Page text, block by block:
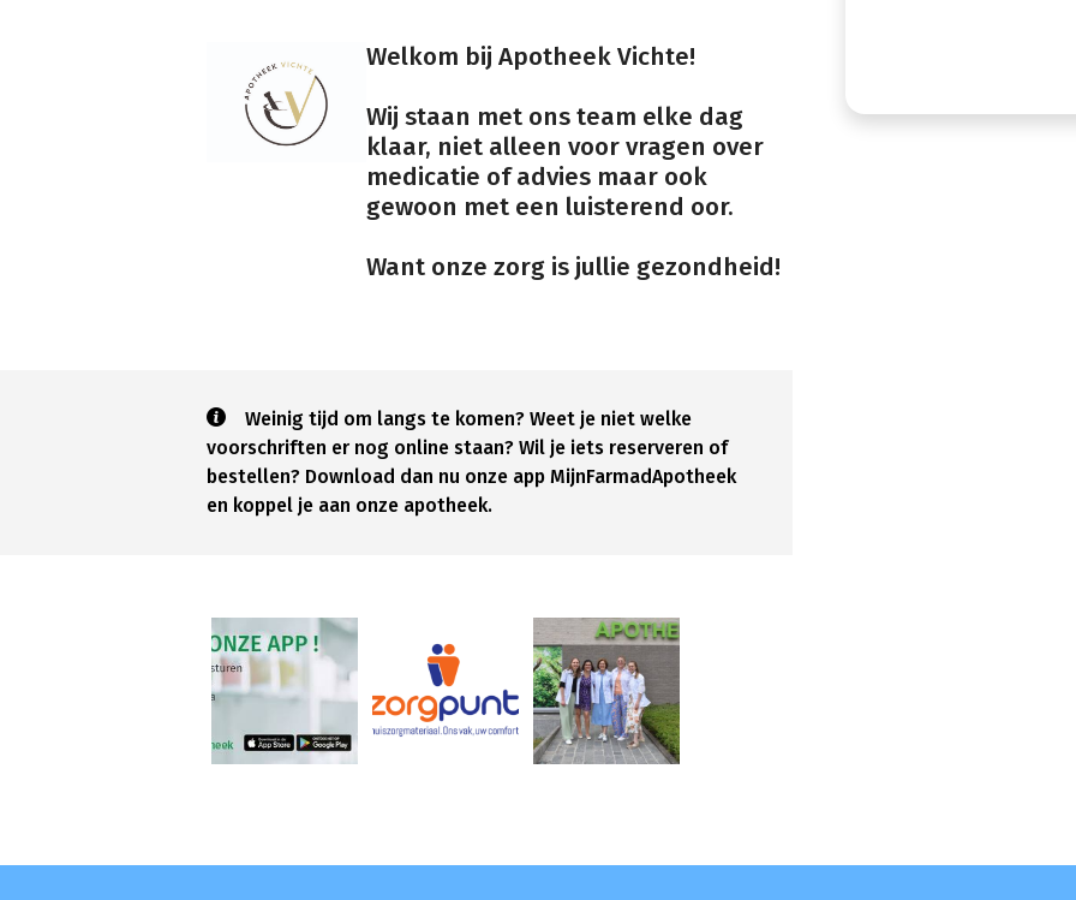
Welkom bij Apotheek Vichte!
Wij staan met ons team elke dag
klaar, niet alleen voor vragen over
medicatie of advies maar ook
gewoon met een luisterend oor.
Want onze zorg is jullie gezondheid!
Weinig tijd om langs te komen? Weet je niet welke
voorschriften er nog online staan? Wil je iets reserveren of
bestellen? Download dan nu onze app MijnFarmadApotheek
en koppel je aan onze apotheek.